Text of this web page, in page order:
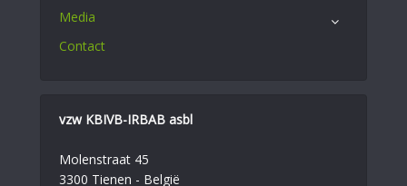
Media
Contact
vzw KBIVB-IRBAB asbl
Molenstraat 45
3300 Tienen - België